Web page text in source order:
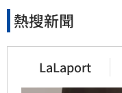
熱搜新聞
LaLaport